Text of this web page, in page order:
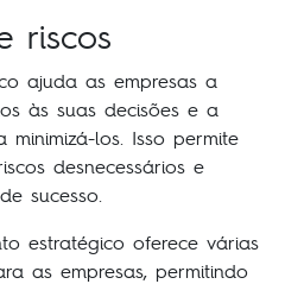
riscos
ajuda as empresas a
às suas decisões e a
los. Isso permite
desnecessários e
sucesso.
estratégico oferece várias
as empresas, permitindo